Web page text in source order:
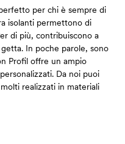
per chi è sempre di
isolanti permettono di
di più, contribuiscono a
In poche parole, sono
Profil offre un ampio
Da noi puoi
realizzati in materiali